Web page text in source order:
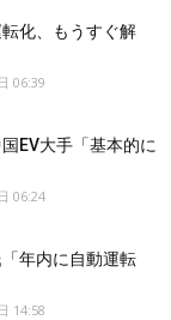
化、もうすぐ解
06:39
EV大手「基本的に
06:24
年内に自動運転
14:58